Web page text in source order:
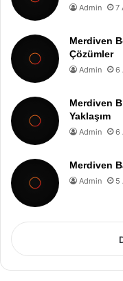
Admin 7
Merdiven
Çözümler
Admin 6
Merdiven
Yaklaşım
Admin 6
Merdiven
Admin 5